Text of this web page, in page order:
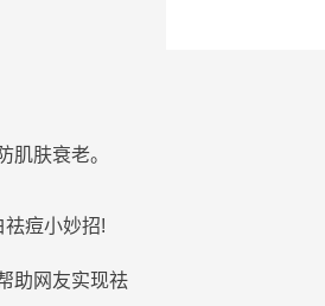
肌肤衰老。
祛痘小妙招!
助网友实现祛